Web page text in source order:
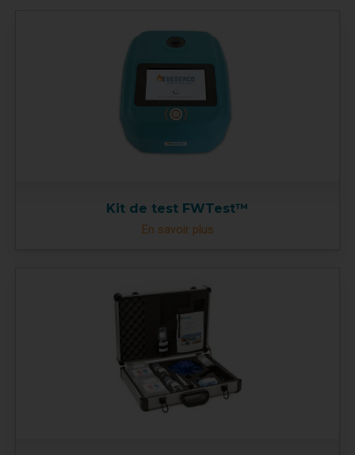
Kit de test FWTest™
En savoir plus